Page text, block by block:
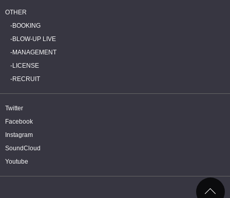
OTHER
BOOKING
BLOW-UP LIVE
MANAGEMENT
LICENSE
RECRUIT
Twitter
Facebook
Instagram
SoundCloud
Youtube